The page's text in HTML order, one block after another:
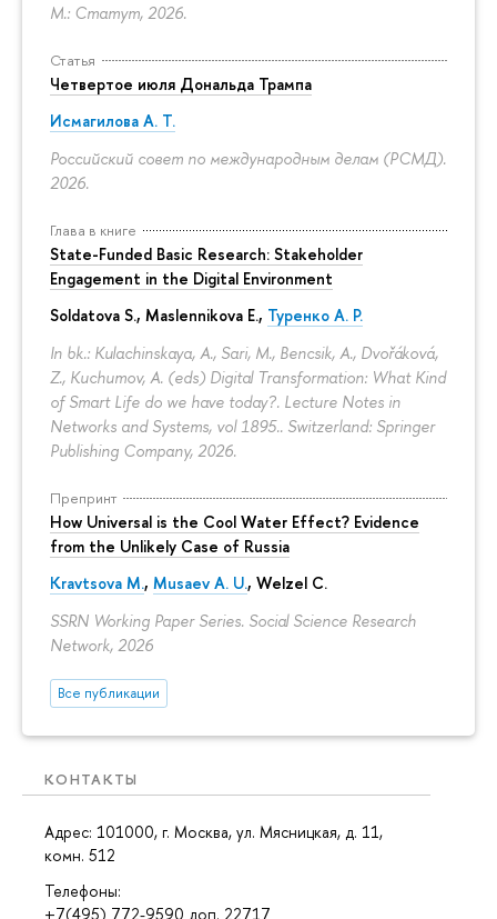
М.: Статут, 2026.
Статья
Четвертое июля Дональда Трампа
Исмагилова А. Т.
Российский совет по международным делам (РСМД).
2026.
Глава в книге
State-Funded Basic Research: Stakeholder
Engagement in the Digital Environment
Soldatova S., Maslennikova E., Туренко А. Р.
In bk.: Kulachinskaya, A., Sari, M., Bencsik, A., Dvořáková,
Z., Kuchumov, A. (eds) Digital Transformation: What Kind
of Smart Life do we have today?. Lecture Notes in
Networks and Systems, vol 1895.. Switzerland: Springer
Publishing Company, 2026.
Препринт
How Universal is the Cool Water Effect? Evidence
from the Unlikely Case of Russia
Kravtsova M., Musaev A. U., Welzel C.
SSRN Working Paper Series. Social Science Research
Network, 2026
Все публикации
КОНТАКТЫ
Адрес: 101000, г. Москва, ул. Мясницкая, д. 11,
комн. 512
Телефоны:
+7(495) 772-9590 доп. 22717